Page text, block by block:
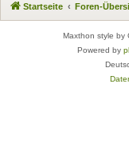
Startseite Foren-
Maxthon style by
Powered by